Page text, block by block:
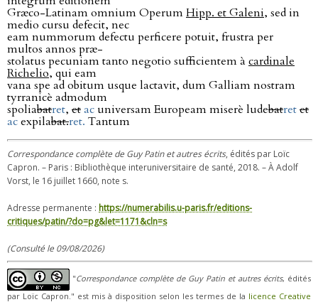
Græco-Latinam omnium OperumHipp. et Galeni, sed in
medio cursu defecit, nec
eam nummorum defectu perficere potuit, frustra per
multos annos præ-
stolatus pecuniam tanto negotio sufficientem à cardinale
Richelio, qui eam
vana spe ad obitum usque lactavit, dum Galliam nostram
tyrranicè admodum
spoliabatret, etac universam Europeam miserè ludebatretet
acexpilabat.ret. Tantum
Correspondance complète de Guy Patin et autres écrits, édités par Loïc
Capron. – Paris : Bibliothèque interuniversitaire de santé, 2018. – À Adolf
Vorst, le 16 juillet 1660, note s.
Adresse permanente : https://numerabilis.u-paris.fr/editions-
critiques/patin/?do=pg&let=1171&cln=s
(Consulté le 09/08/2026)
"Correspondance complète de Guy Patin et autres écrits, édités
par Loïc Capron." est mis à disposition selon les termes de la licence Creative